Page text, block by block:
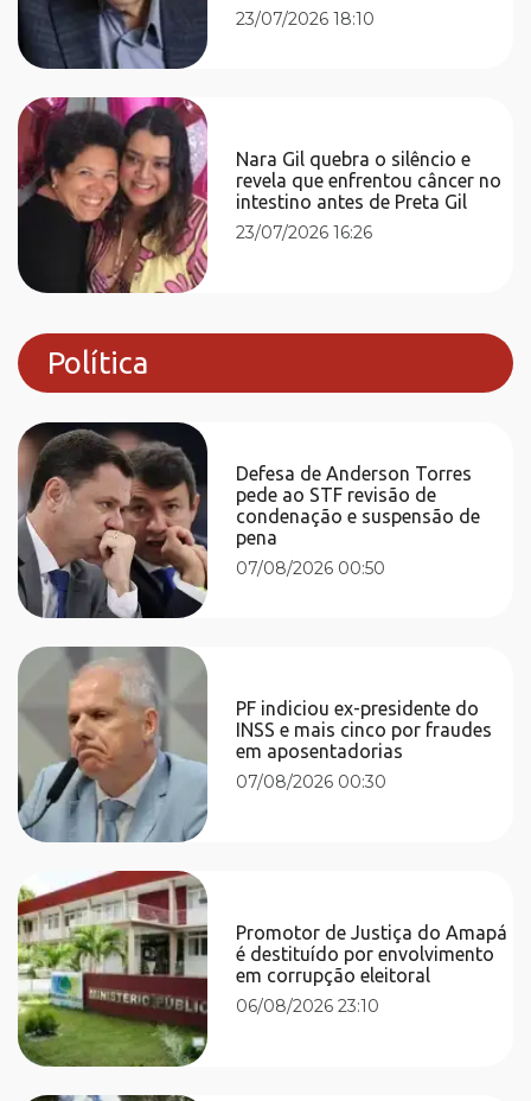
23/07/2026 18:10
Nara Gil quebra o silêncio e
revela que enfrentou câncer no
intestino antes de Preta Gil
23/07/2026 16:26
Política
Defesa de Anderson Torres
pede ao STF revisão de
condenação e suspensão de
pena
07/08/2026 00:50
PF indiciou ex-presidente do
INSS e mais cinco por fraudes
em aposentadorias
07/08/2026 00:30
Promotor de Justiça do Amapá
é destituído por envolvimento
em corrupção eleitoral
06/08/2026 23:10